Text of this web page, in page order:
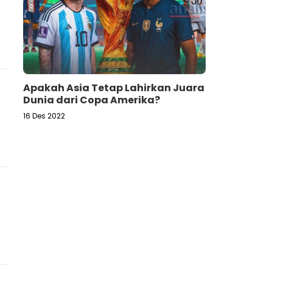
Apakah Asia Tetap Lahirkan Juara
Dunia dari Copa Amerika?
16 Des 2022